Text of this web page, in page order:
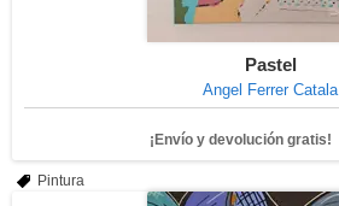
Pastel
Angel Ferrer Catala
¡Envío y devolución gratis!
Pintura